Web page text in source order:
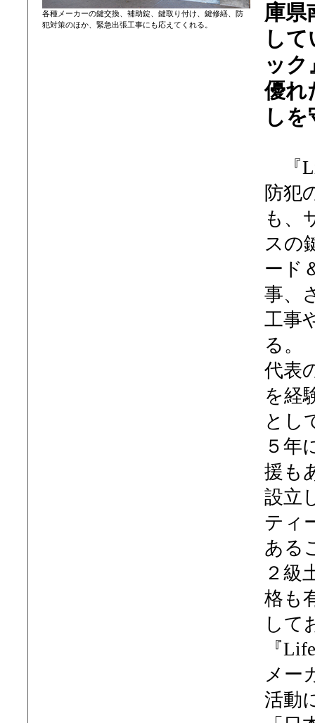
各種メーカーの鍵交換、補助錠、鍵取り付け、鍵修繕、防
犯対策のほか、緊急出張工事にも応えてくれる。
庫県
し
ック
優れ
し
『
防犯
も、
スの
ード
事、
工事
る。
代表
を経
とし
５年
援も
設立
ティ
ある
２級
格も
して
『
メー
活動